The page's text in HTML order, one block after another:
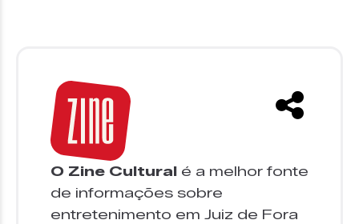
O Zine Cultural é a melhor fonte
de informações sobre
entretenimento em Juiz de Fora